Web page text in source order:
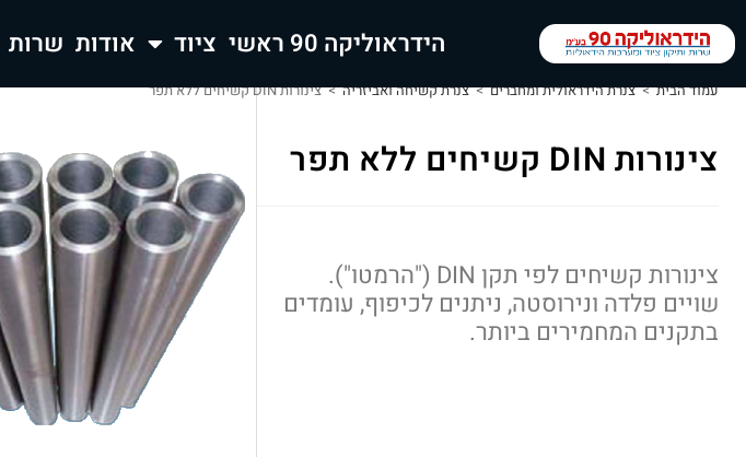
הידראוליקה 90 ראשי ציוד אודות שרות
עמוד הבית > צנרת הידראולית ומחברים > צנרת קשיחה ואביזריה > צינורות DIN קשיחים ללא תפר
צינורות DIN קשיחים ללא תפר
צינורות קשיחים לפי תקן DIN ("הרמטו").
שויים פלדה ונירוסטה, ניתנים לכיפוף, עומדים
בתקנים המחמירים ביותר.